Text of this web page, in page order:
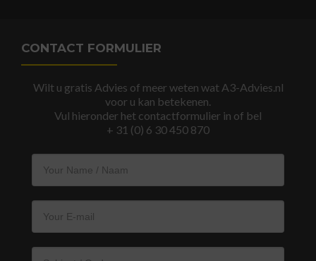
CONTACT FORMULIER
Wilt u gratis Advies of meer weten wat A3-Advies.nl
voor u kan betekenen.
Vul hieronder het contactformulier in of bel
+ 31 (0) 6 30 450 870